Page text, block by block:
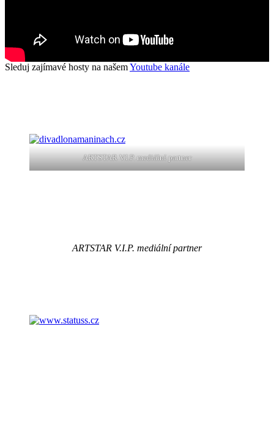
Sleduj zajímavé hosty na našemYoutube kanále
ARTSTAR V.I.P. mediální partner
ARTSTAR V.I.P. mediální partner